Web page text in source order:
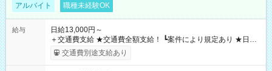
アルバイト 職種未経験OK
給与
日給13,000円～
＋交通費支給 ★交通費全額支給！ ┗案件により規定あり ★日払
いOK！（規定あり） ┗働いたその日に現金GET♪ お仕事後はコ
ンビニATMから 日払い分を引き落とせます！ 【試用期間】試
交通費別途支給あり